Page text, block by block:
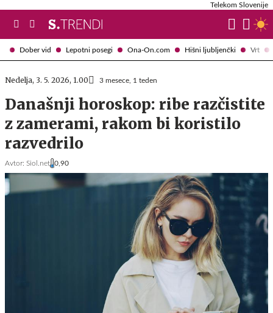
Dober vid Lepotni posegi Ona-On.com Hišni ljubljenčki Vrt
Telekom Slovenije
Nedelja, 3. 5. 2026, 1.00 3 mesece, 1 teden
Današnji horoskop: ribe razčistite
z zamerami, rakom bi koristilo
razvedrilo
Avtor: Siol.net 0,90